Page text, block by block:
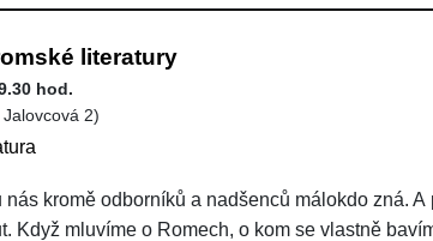
literatury
hod.
2)
nás kromě odborníků a nadšenců málokdo zná.
Když mluvíme o Romech, o kom se vlastně